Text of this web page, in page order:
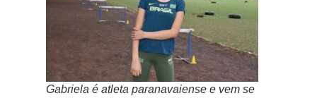
Gabriela é atleta paranavaiense e vem se